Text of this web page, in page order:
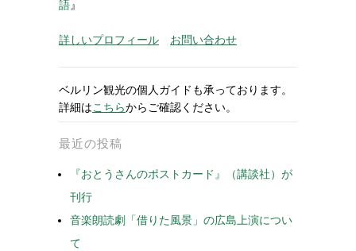
語』
詳しいプロフィール お問い合わせ
ベルリン観光の個人ガイドも承っております。
詳細はこちらからご確認ください。
最近の投稿
『おとうさんのポストカード』（講談社）が
刊行
音楽朗読劇「借りた風景」の広島上演につい
て